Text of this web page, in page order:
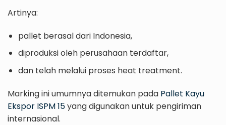
Artinya:
pallet berasal dari Indonesia,
diproduksi oleh perusahaan terdaftar,
dan telah melalui proses heat treatment.
Marking ini umumnya ditemukan pada Pallet Kayu
Ekspor ISPM 15yang digunakan untuk pengiriman
internasional.